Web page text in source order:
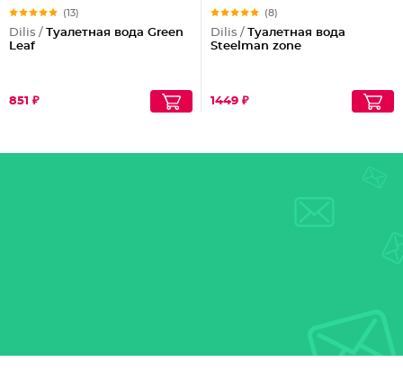
(13)
Dilis / Туалетная вода Green
Leaf
851 ₽
(8)
Dilis / Туалетная вода
Steelman zone
1449 ₽